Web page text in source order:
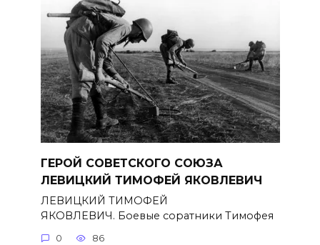
ГЕРОЙ СОВЕТСКОГО СОЮЗА
ЛЕВИЦКИЙ ТИМОФЕЙ ЯКОВЛЕВИЧ
ЛЕВИЦКИЙ ТИМОФЕЙ
ЯКОВЛЕВИЧ. Боевые соратники Тимофея
0 86